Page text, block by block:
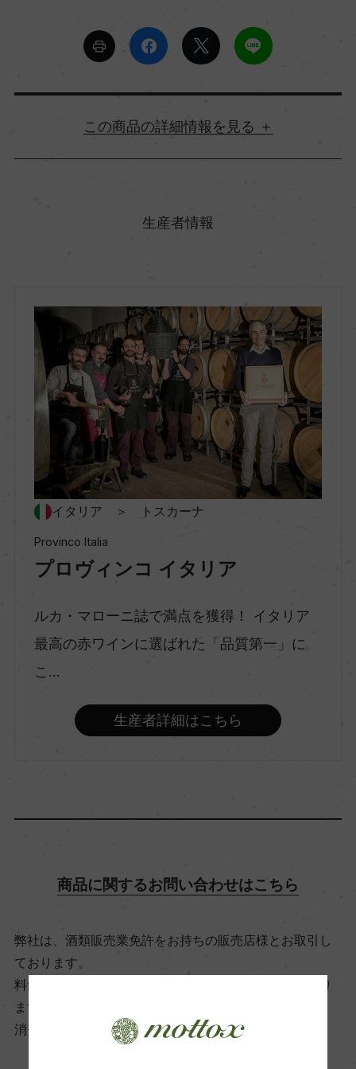
詳細情報
地区名
種類
スティルワイン
フルボディ
品種（原材料）
ビオ情報・認証機関
ー
生産者情報
イタリア ＞ トスカーナ
Provinco Italia
プロヴィンコ イタリア
ルカ・マローニ誌で満点を獲得！ イタリア
最高の赤ワインに選ばれた「品質第一」に
こ...
生産者詳細はこちら
商品に関するお問い合わせはこちら
弊社は、酒類販売業免許をお持ちの販売店様とお取引し
ております。
料飲店様には帳合酒販店様を通して商品を提供しており
ます。
消費者様には酒販店様の紹介をしております